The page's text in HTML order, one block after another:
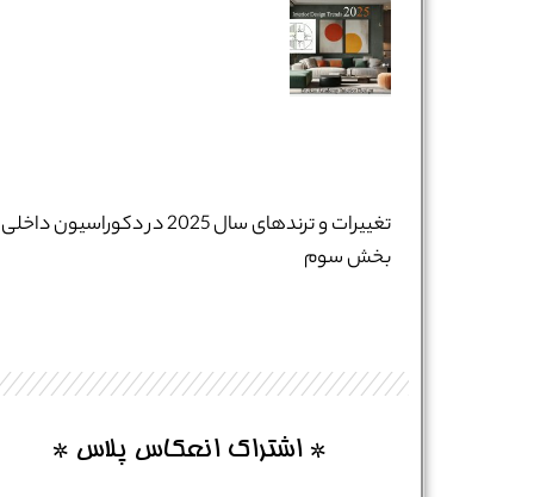
تغییرات و ترندهای سال 2025 در دکوراسیون
بخش سوم
* اشتراک انعکاس پلاس *